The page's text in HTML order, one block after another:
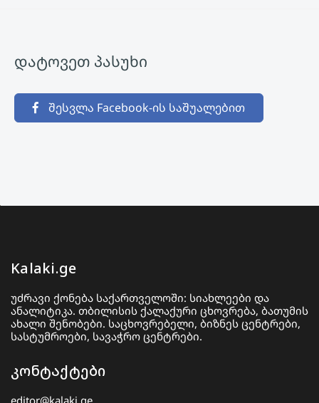
დატოვეთ პასუხი
შესვლა Facebook-ის საშუალებით
Kalaki.ge
უძრავი ქონება საქართველოში: სიახლეები და
ანალიტიკა. თბილისის ქალაქური ცხოვრება, ბათუმის
ახალი შენობები. საცხოვრებელი, ბიზნეს ცენტრები,
სასტუმროები, სავაჭრო ცენტრები.
კონტაქტები
editor@kalaki.ge